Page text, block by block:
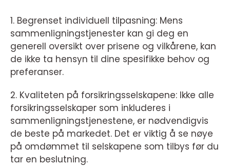
1. Begrenset individuell tilpasning: Mens
sammenligningstjenester kan gi deg en
generell oversikt over prisene og vilkårene, kan
de ikke ta hensyn til dine spesifikke behov og
preferanser.
2. Kvaliteten på forsikringsselskapene: Ikke alle
forsikringsselskaper som inkluderes i
sammenligningstjenestene, er nødvendigvis
de beste på markedet. Det er viktig å se nøye
på omdømmet til selskapene som tilbys før du
tar en beslutning.